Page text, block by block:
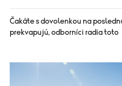
Čakáte s dovolenkou na
prekvapujú, odborníci radia toto